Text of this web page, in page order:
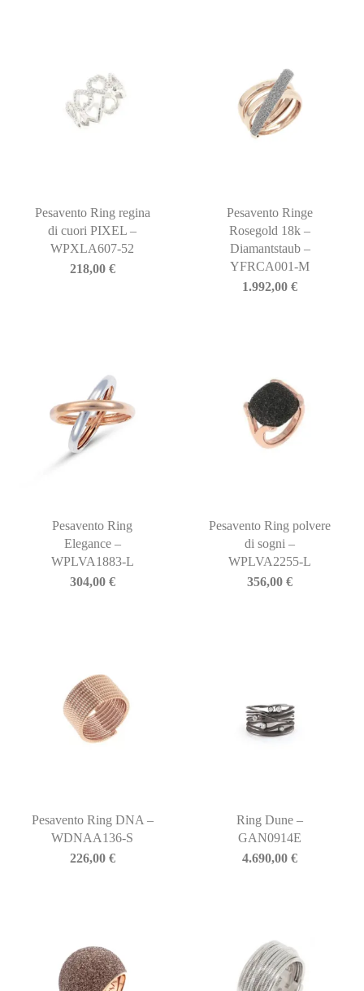
Pesavento Ring regina
di cuori PIXEL –
WPXLA607-52
218,00 €
Pesavento Ringe
Rosegold 18k –
Diamantstaub –
YFRCA001-M
1.992,00€
Pesavento Ring
Elegance –
WPLVA1883-L
304,00 €
Pesavento Ring polvere
di sogni –
WPLVA2255-L
356,00€
Pesavento Ring DNA –
WDNAA136-S
226,00 €
Ring Dune –
GAN0914E
4.690,00€